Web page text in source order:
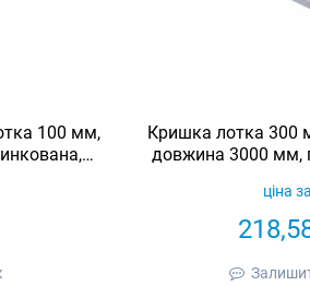
100 мм,
Кришка лотка 300
довжина 3000 мм,
ціна